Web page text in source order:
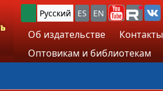
Русский ES EN
Об издательстве
Контакты
Оптовикам и библиотекам